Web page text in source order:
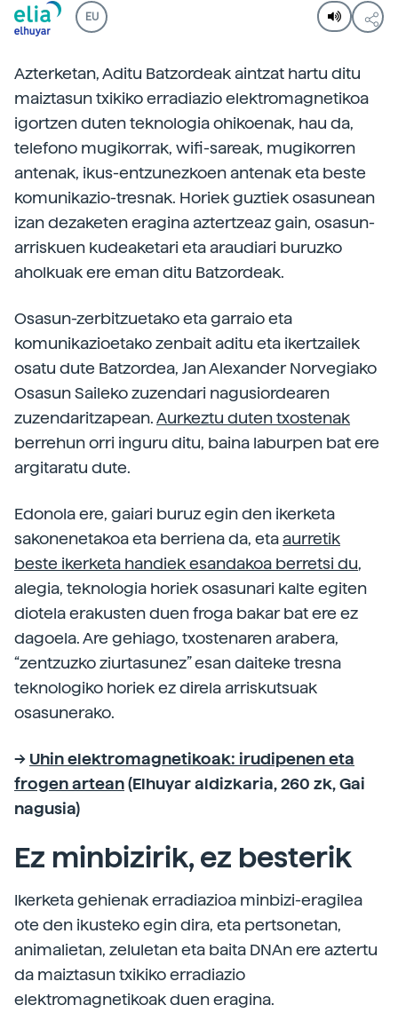
EU
Azterketan, Aditu Batzordeak aintzat hartu ditu
maiztasun txikiko erradiazio elektromagnetikoa
igortzen duten teknologia ohikoenak, hau da,
telefono mugikorrak, wifi-sareak, mugikorren
antenak, ikus-entzunezkoen antenak eta beste
komunikazio-tresnak. Horiek guztiek osasunean
izan dezaketen eragina aztertzeaz gain, osasun-
arriskuen kudeaketari eta araudiari buruzko
aholkuak ere eman ditu Batzordeak.
Osasun-zerbitzuetako eta garraio eta
komunikazioetako zenbait aditu eta ikertzailek
osatu dute Batzordea, Jan Alexander Norvegiako
Osasun Saileko zuzendari nagusiordearen
zuzendaritzapean.Aurkeztu duten txostenak
berrehun orri inguru ditu, baina laburpen bat ere
argitaratu dute.
Edonola ere, gaiari buruz egin den ikerketa
sakonenetakoa eta berriena da, eta aurretik
beste ikerketa handiek esandakoa berretsi du,
alegia, teknologia horiek osasunari kalte egiten
diotela erakusten duen froga bakar bat ere ez
dagoela. Are gehiago, txostenaren arabera,
“zentzuzko ziurtasunez” esan daiteke tresna
teknologiko horiek ez direla arriskutsuak
osasunerako.
--> Uhin elektromagnetikoak: irudipenen eta
frogen artean(Elhuyar aldizkaria, 260 zk, Gai
nagusia)
Ez minbizirik, ez besterik
Ikerketa gehienak erradiazioa minbizi-eragilea
ote den ikusteko egin dira, eta pertsonetan,
animalietan, zeluletan eta baita DNAn ere aztertu
da maiztasun txikiko erradiazio
elektromagnetikoak duen eragina.